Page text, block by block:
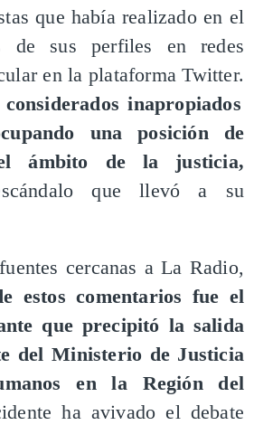
que había realizado en el
de sus perfiles en redes
en la plataforma Twitter.
inapropiados
una posición de
ámbito de la justicia,
que llevó a su
cercanas a La Radio,
estos comentarios fue el
que precipitó la salida
del Ministerio de Justicia
en la Región del
ha avivado el debate